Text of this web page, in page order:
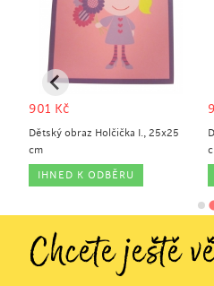
901 Kč
Dětský obraz Holčička I., 25x25
cm
IHNED K ODBĚRU
Chcete ještě